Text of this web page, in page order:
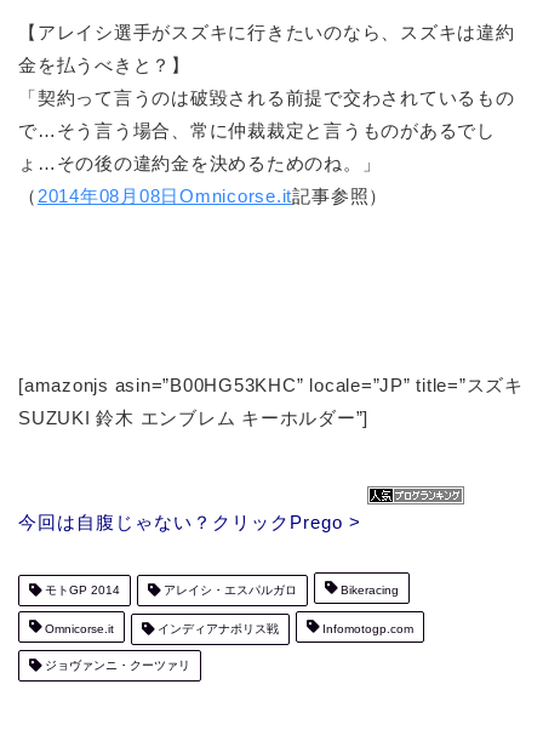
【アレイシ選手がスズキに行きたいのなら、スズキは違約
金を払うべきと？】
「契約って言うのは破毀される前提で交わされているもの
で…そう言う場合、常に仲裁裁定と言うものがあるでし
ょ…その後の違約金を決めるためのね。」
（ 2014年08月08日Omnicorse.it記事参照）
[amazonjs asin=”B00HG53KHC” locale=”JP” title=”スズキ
SUZUKI 鈴木 エンブレム キーホルダー”]
今回は自腹じゃない？クリックPrego >
モトGP 2014 アレイシ・エスパルガロ Bikeracing
Omnicorse.it インディアナポリス戦 Infomotogp.com
ジョヴァンニ・クーツァリ